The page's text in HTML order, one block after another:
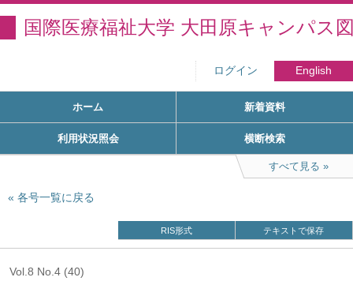
国際医療福祉大学 大田原キャンパス
ログイン English
ホーム 新着資料
利用状況照会 横断検索
すべて見る
各号一覧に戻る
RIS形式 テキストで保存
Vol.8 No.4 (40)